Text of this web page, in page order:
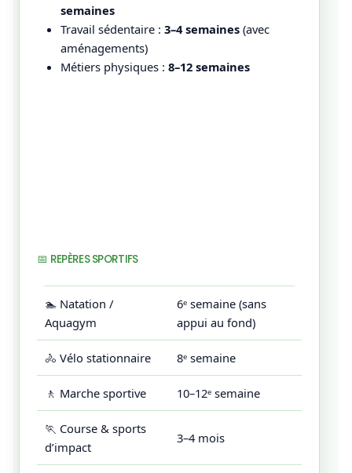
semaines
Travail sédentaire : 3–4 semaines (avec
aménagements)
Métiers physiques : 8–12 semaines
📅 REPÈRES SPORTIFS
🏊 Natation /
Aquagym
6ᵉ semaine (sans
appui au fond)
🚴 Vélo stationnaire 8ᵉ semaine
🚶 Marche sportive 10–12ᵉ semaine
🏃 Course & sports
d’impact
3–4 mois